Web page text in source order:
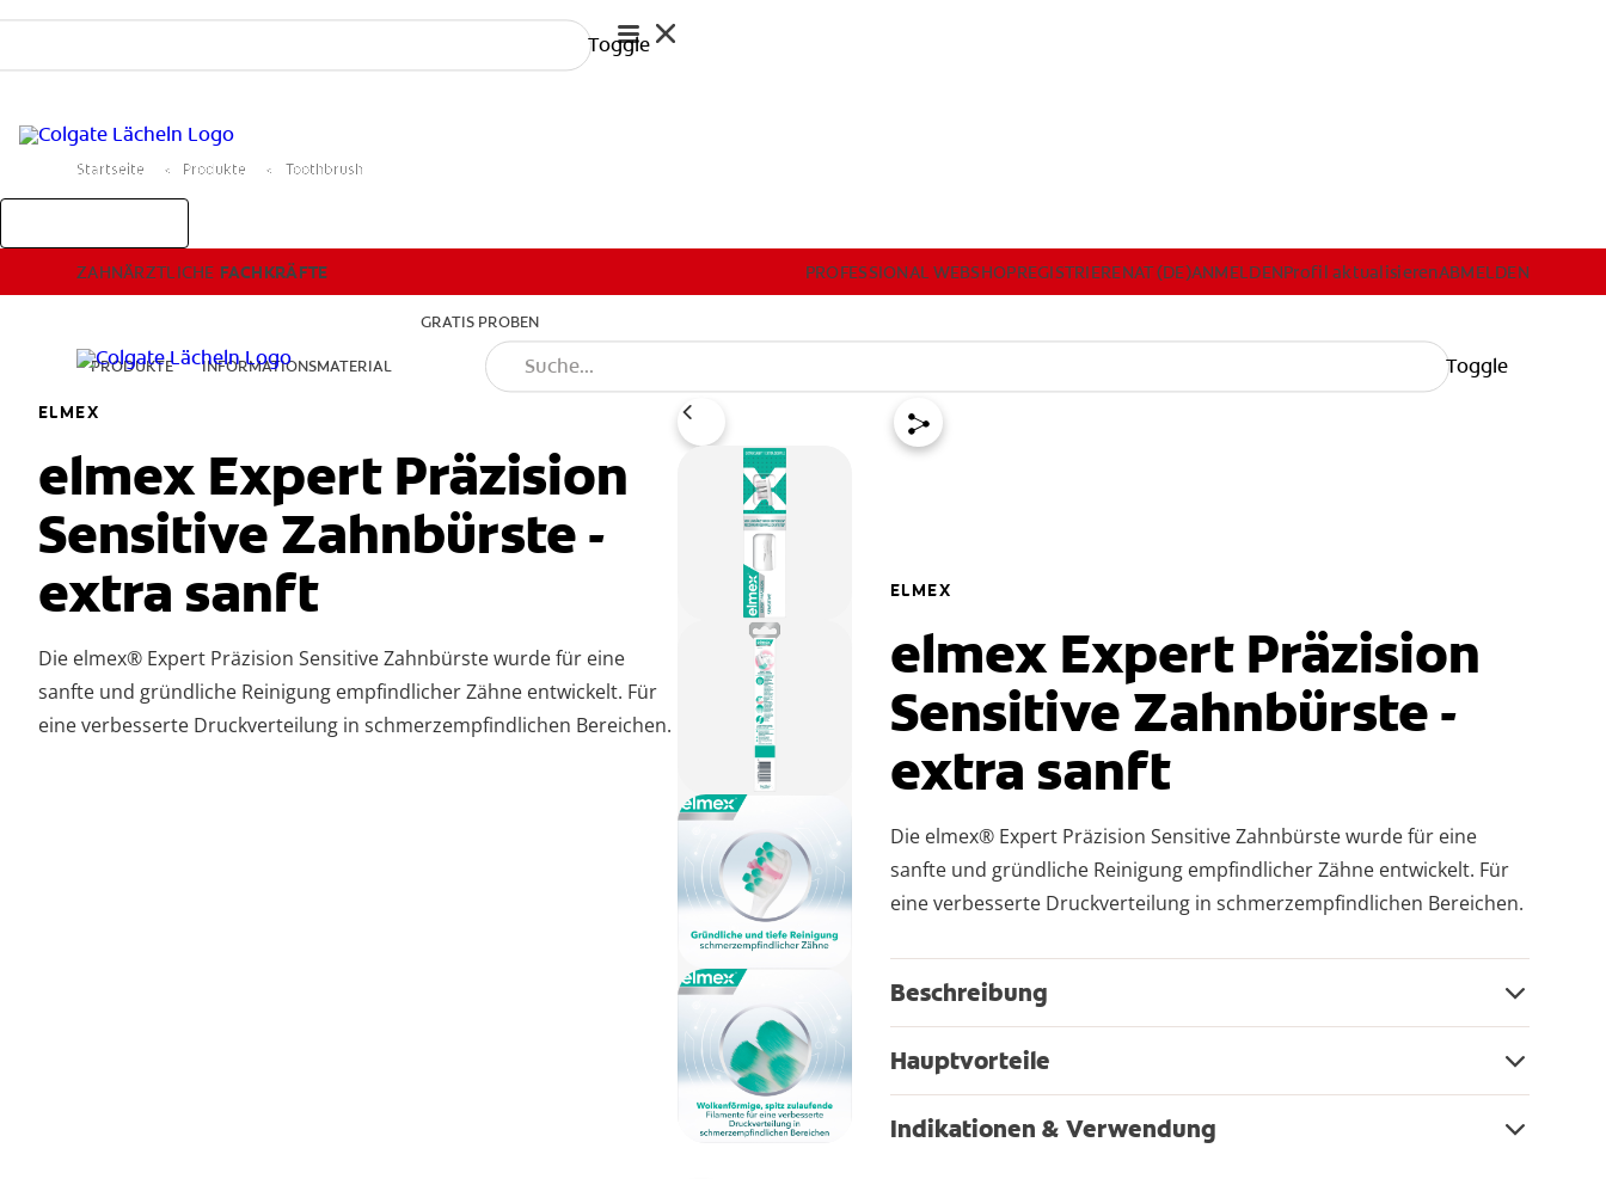
Toggle
ZAHNÄRZTLICHE FACHKRÄFTE PROFESSIONAL WEBSHOPREGISTRIERENAT (DE)ANMELDENProfil aktualisierenABMELDEN
PRODUKTE INFORMATIONSMATERIAL
GRATIS PROBEN
Toggle
Startseite Produkte Toothbrush
ELMEX
elmex Expert Präzision
Sensitive Zahnbürste -
extra sanft
Die elmex® Expert Präzision Sensitive Zahnbürste wurde für eine
sanfte und gründliche Reinigung empfindlicher Zähne entwickelt. Für
eine verbesserte Druckverteilung in schmerzempfindlichen Bereichen.
ELMEX
elmex Expert Präzision
Sensitive Zahnbürste -
extra sanft
Die elmex® Expert Präzision Sensitive Zahnbürste wurde für eine
sanfte und gründliche Reinigung empfindlicher Zähne entwickelt. Für
eine verbesserte Druckverteilung in schmerzempfindlichen Bereichen.
Beschreibung
Hauptvorteile
Indikationen & Verwendung